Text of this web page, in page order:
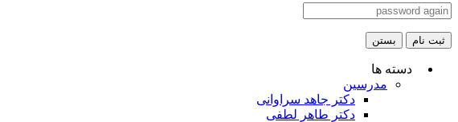
ثبت نام بستن
دسته ها
مدرسین
دکتر جاهد سراوانی
دکتر طاهر لطفی